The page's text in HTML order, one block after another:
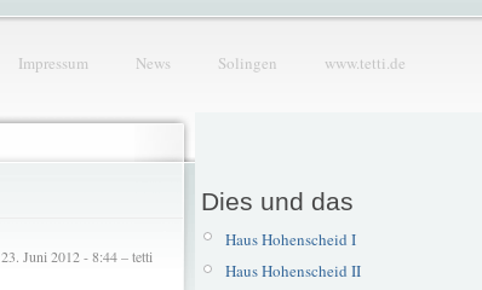
Impressum News Solingen www.tetti.de
23. Juni 2012 - 8:44 – tetti
Dies und das
Haus Hohenscheid I
Haus Hohenscheid II